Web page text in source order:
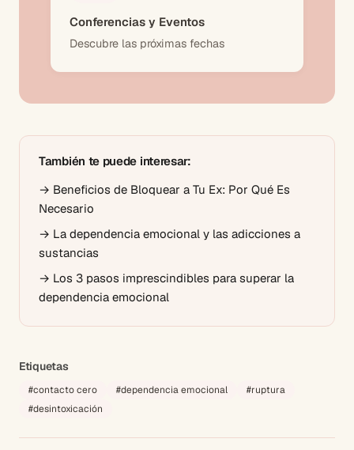
Conferencias y Eventos
Descubre las próximas fechas
También te puede interesar:
→ Beneficios de Bloquear a Tu Ex: Por Qué Es
Necesario
→ La dependencia emocional y las adicciones a
sustancias
→ Los 3 pasos imprescindibles para superar la
dependencia emocional
Etiquetas
#contacto cero #dependencia emocional #ruptura
#desintoxicación